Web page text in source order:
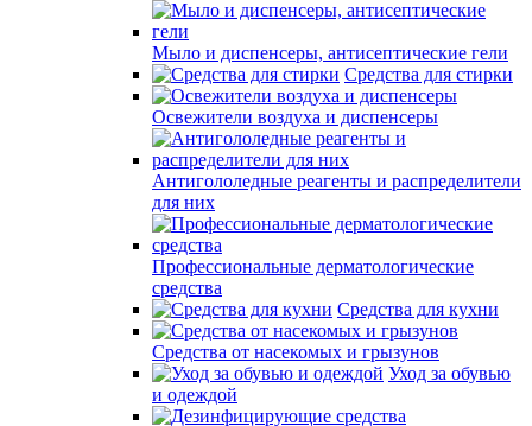
Мыло и диспенсеры, антисептические гели
Средства для стирки
Освежители воздуха и диспенсеры
Антигололедные реагенты и распределители
для них
Профессиональные дерматологические
средства
Средства для кухни
Средства от насекомых и грызунов
Уход за обувью
и одеждой